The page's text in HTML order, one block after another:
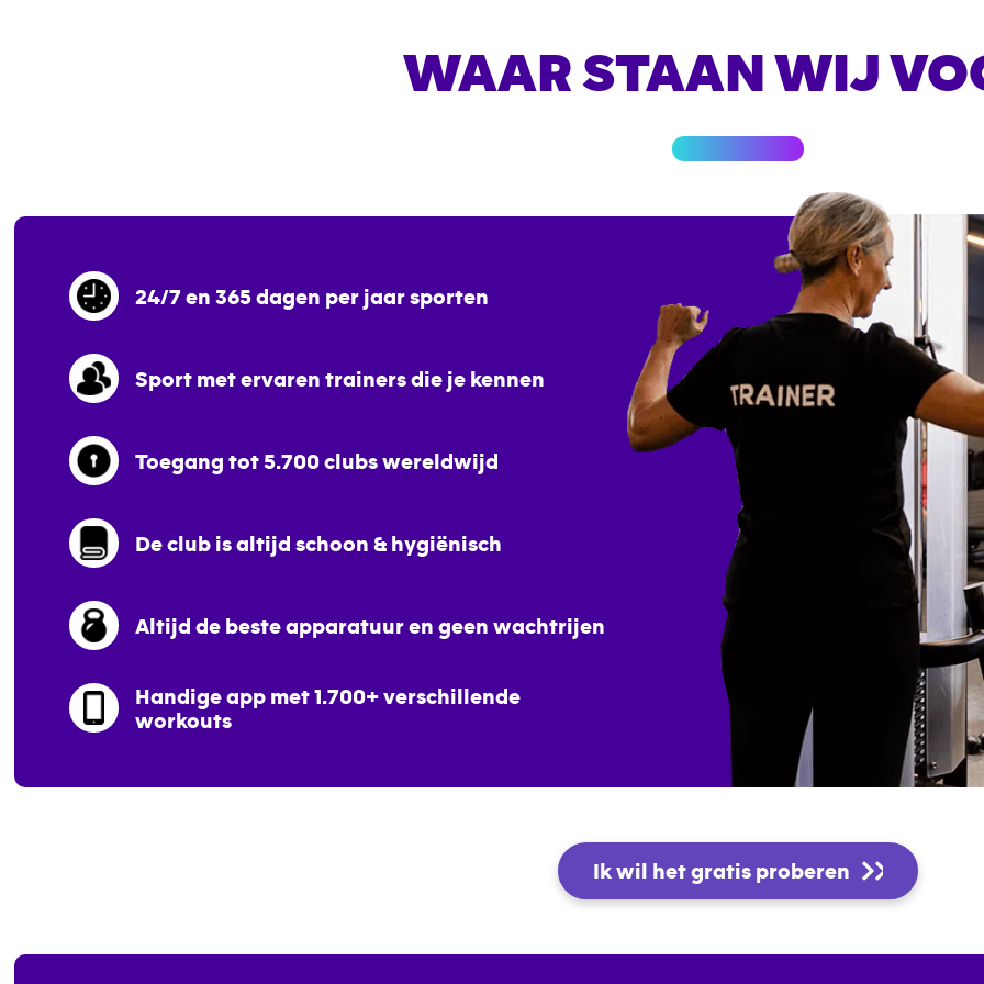
WAAR STAAN WIJ
24/7 en 365 dagen per jaar sporten
Sport met ervaren trainers die je kennen
Toegang tot 5.700 clubs wereldwijd
De club is altijd schoon & hygiënisch
Altijd de beste apparatuur en geen wachtrijen
Handige app met 1.700+ verschillende
workouts
Ik wil het gratis proberen